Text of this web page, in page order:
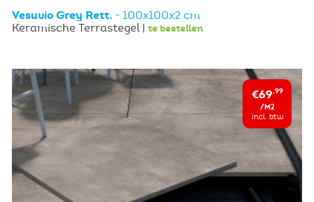
Vesuvio Grey Rett. - 100x100x2 cm
Keramische Terrastegel | te bestellen
€69,99
/M2
incl. btw